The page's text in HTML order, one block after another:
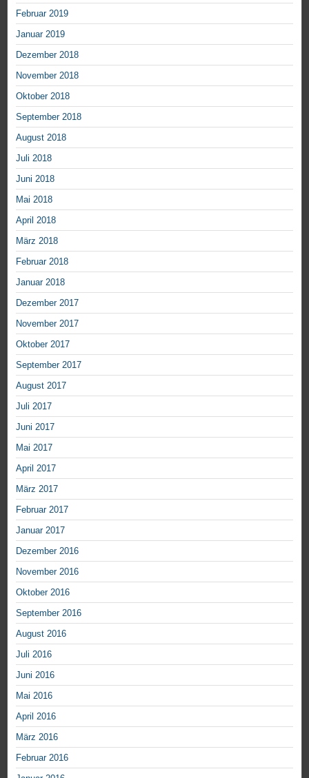
Februar 2019
Januar 2019
Dezember 2018
November 2018
Oktober 2018
September 2018
August 2018
Juli 2018
Juni 2018
Mai 2018
April 2018
März 2018
Februar 2018
Januar 2018
Dezember 2017
November 2017
Oktober 2017
September 2017
August 2017
Juli 2017
Juni 2017
Mai 2017
April 2017
März 2017
Februar 2017
Januar 2017
Dezember 2016
November 2016
Oktober 2016
September 2016
August 2016
Juli 2016
Juni 2016
Mai 2016
April 2016
März 2016
Februar 2016